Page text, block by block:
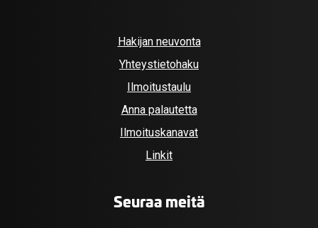
Hakijan neuvonta
Yhteystietohaku
Ilmoitustaulu
Anna palautetta
Ilmoituskanavat
Linkit
Seuraa meitä